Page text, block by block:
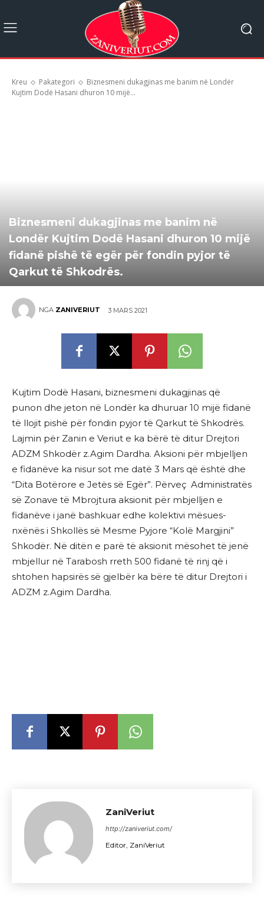
Kreu Pakategori
Biznesmeni dukagjinas me banim në Londër
Kujtim Dodë Hasani dhuron 10 mijë...
Biznesmeni dukagjinas me banim në
Londër Kujtim Dodë Hasani dhuron 10 mijë
fidanë pishë të egër për fondin pyjor të
Qarkut të Shkodrës.
NGA ZANIVERIUT 3 MARS 2021
Kujtim Dodë Hasani, biznesmeni dukagjinas që
punon dhe jeton në Londër ka dhuruar 10 mijë fidanë
të llojit pishë për fondin pyjor të Qarkut të Shkodrës.
Lajmin për Zanin e Veriut e ka bërë të ditur Drejtori
ADZM Shkodër z.Agim Dardha. Aksioni për mbjelljen
e fidanëve ka nisur sot me datë 3 Mars që është dhe
“Dita Botërore e Jetës së Egër”. Përveç Administratës
së Zonave të Mbrojtura aksionit për mbjelljen e
fidanëve i janë bashkuar edhe kolektivi mësues-
nxënës i Shkollës së Mesme Pyjore “Kolë Margjini”
Shkodër. Në ditën e parë të aksionit mësohet të jenë
mbjellur në Tarabosh rreth 500 fidanë të rinj që i
shtohen hapsirës së gjelbër ka bëre të ditur Drejtori i
ADZM z.Agim Dardha.
ZaniVeriut
http://zaniveriut.com/
Editor, ZaniVeriut